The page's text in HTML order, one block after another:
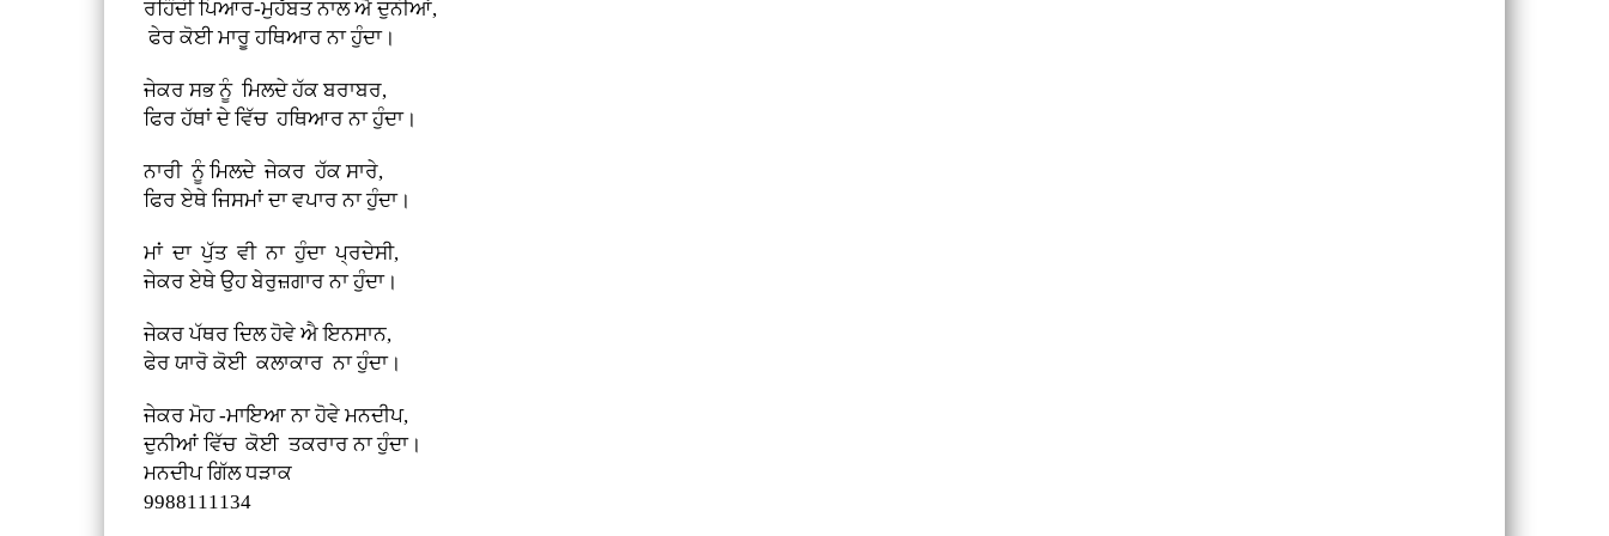
ਰਹਿੰਦੀ ਪਿਆਰ-ਮੁਹੱਬਤ ਨਾਲ ਐ ਦੁਨੀਆਂ,
ਫੇਰ ਕੋਈ ਮਾਰੂ ਹਥਿਆਰ ਨਾ ਹੁੰਦਾ।
ਜੇਕਰ ਸਭ ਨੂੰ ਮਿਲਦੇ ਹੱਕ ਬਰਾਬਰ,
ਫਿਰ ਹੱਥਾਂ ਦੇ ਵਿੱਚ ਹਥਿਆਰ ਨਾ ਹੁੰਦਾ।
ਨਾਰੀ ਨੂੰ ਮਿਲਦੇ ਜੇਕਰ ਹੱਕ ਸਾਰੇ,
ਫਿਰ ਏਥੇ ਜਿਸਮਾਂ ਦਾ ਵਪਾਰ ਨਾ ਹੁੰਦਾ।
ਮਾਂ ਦਾ ਪੁੱਤ ਵੀ ਨਾ ਹੁੰਦਾ ਪ੍ਰ‌ਦੇਸੀ,
ਜੇਕਰ ਏਥੇ ਉਹ ਬੇਰੁਜ਼ਗਾਰ ਨਾ ਹੁੰਦਾ।
ਜੇਕਰ ਪੱਥਰ ਦਿਲ ਹੋਵੇ ਐ ਇਨਸਾਨ,
ਫੇਰ ਯਾਰੋ ਕੋਈ ਕਲਾਕਾਰ ਨਾ ਹੁੰਦਾ।
ਜੇਕਰ ਮੋਹ -ਮਾਇਆ ਨਾ ਹੋਵੇ ਮਨਦੀਪ,
ਦੁਨੀਆਂ ਵਿੱਚ ਕੋਈ ਤਕਰਾਰ ਨਾ ਹੁੰਦਾ।
ਮਨਦੀਪ ਗਿੱਲ ਧੜਾਕ
9988111134